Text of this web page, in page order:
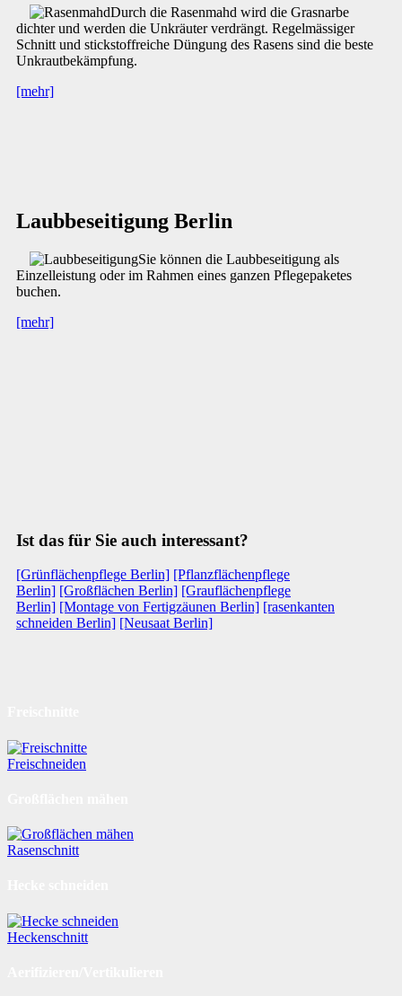
Durch die Rasenmahd wird die Grasnarbe
dichter und werden die Unkräuter verdrängt. Regelmässiger
Schnitt und stickstoffreiche Düngung des Rasens sind die beste
Unkrautbekämpfung.
[mehr]
Laubbeseitigung Berlin
Sie können die Laubbeseitigung als
Einzelleistung oder im Rahmen eines ganzen Pflegepaketes
buchen.
[mehr]
Ist das für Sie auch interessant?
[Grünflächenpflege Berlin] [Pflanzflächenpflege
Berlin] [Großflächen Berlin] [Grauflächenpflege
Berlin] [Montage von Fertigzäunen Berlin] [rasenkanten
schneiden Berlin] [Neusaat Berlin]
Freischneiden
Rasenschnitt
Heckenschnitt